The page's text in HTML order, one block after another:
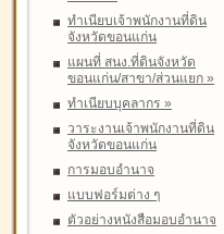
ทำเนียบเจ้าพนักงานที่ดิน
จังหวัดขอนแก่น
แผนที่ สนง.ที่ดินจังหวัด
ขอนแก่น/สาขา/ส่วนแยก »
ทำเนียบบุคลากร »
วาระงานเจ้าพนักงานที่ดิน
จังหวัดขอนแก่น
การมอบอำนาจ
แบบฟอร์มต่าง ๆ
ตัวอย่างหนังสือมอบอำนาจ